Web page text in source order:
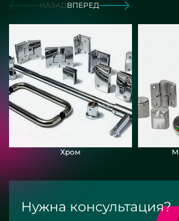
НАЗАДВПЕРЕД
Хром
Нужна консультация?